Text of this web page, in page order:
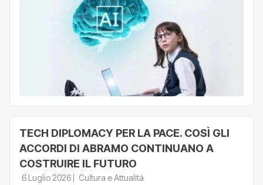
TECH DIPLOMACY PER LA PACE. COSÌ GLI
ACCORDI DI ABRAMO CONTINUANO A
COSTRUIRE IL FUTURO
6 Luglio 2026
Cultura e Attualità